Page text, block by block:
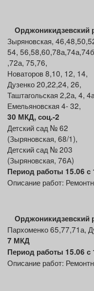
Орджоникидзевский
Зыряновская,
54,
,72а, 75,76,
Новаторов 8,10, 12, 14,
Дузенко 20,22,24, 26,
Таштагольская 2,2а, 4,
Емельяновская 4- 32,
30 МКД,соц.-2
Детский сад № 62
(Зыряновская, 68/1),
Детский сад № 203
(Зыряновская, 76А)
Период работы 15.06 с
Описание работ:
Орджоникидзевский
Пархоменко 65,77,71а,
7 МКД
Период работы 15.06 с
Описание работ: